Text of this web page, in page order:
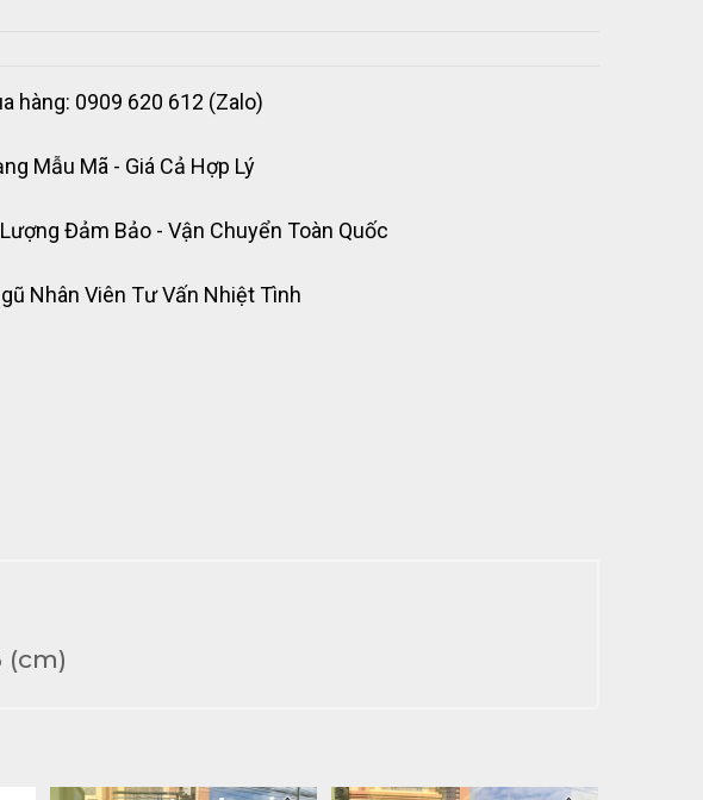
hàng: 0909 620 612 (Zalo)
Mẫu Mã - Giá Cả Hợp Lý
Đảm Bảo - Vận Chuyển Toàn Quốc
Nhân Viên Tư Vấn Nhiệt Tình
(cm)